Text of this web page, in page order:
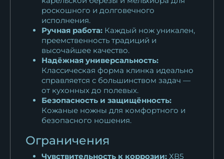
роскошного и долговечного
исполнения.
Ручная работа: Каждый нож уникален,
преемственность традиций и
высочайшее качество.
Надёжная универсальность:
Классическая форма клинка идеально
справляется с большинством задач —
от кухонных до полевых.
Безопасность и защищённость:
Кожаные ножны для комфортного и
безопасного ношения.
Ограничения
Чувствительность к коррозии: ХВ5